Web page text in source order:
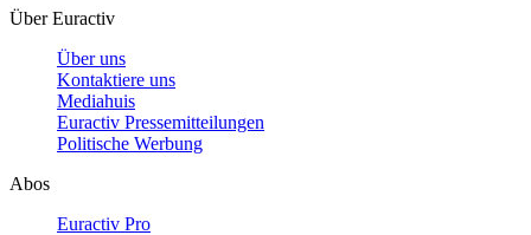
Über Euractiv
Über uns
Kontaktiere uns
Mediahuis
Euractiv Pressemitteilungen
Politische Werbung
Abos
Euractiv Pro